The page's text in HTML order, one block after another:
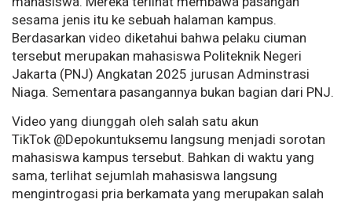
sesama jenis itu ke sebuah halaman kampus.
Berdasarkan video diketahui bahwa pelaku ciuman
tersebut merupakan mahasiswa Politeknik Negeri
Jakarta (PNJ) Angkatan 2025 jurusan Adminstrasi
Niaga. Sementara pasangannya bukan bagian dari PNJ.
Video yang diunggah oleh salah satu akun
TikTok @Depokuntuksemu langsung menjadi sorotan
mahasiswa kampus tersebut. Bahkan di waktu yang
sama, terlihat sejumlah mahasiswa langsung
mengintrogasi pria berkamata yang merupakan salah